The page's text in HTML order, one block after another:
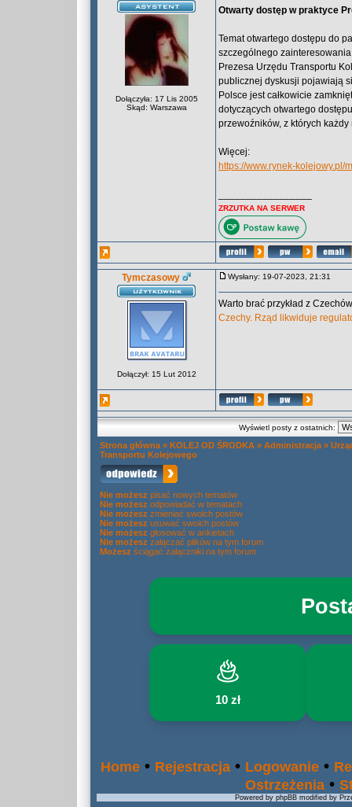
Dołączyła: 17 Lis 2005
Skąd: Warszawa
Otwarty dostęp w praktyce
Temat otwartego dostępu do
szczególnego
Prezesa Urzędu Transportu
publicznej dyskusji pojawiają
Polsce jest całkowicie
dotyczących otwartego
przewoźników, z których
Więcej:
https://www.rynek-kolejowy.pl/
ZRZUTKA NA SERWER
Tymczasowy
Dołączył: 15 Lut 2012
Wysłany: 19-07-2023, 21:31
Warto brać przykład z
Czechy. Rząd likwiduje
Wyświetl posty z ostatnich:
Strona główna » KOLEJ OD ŚRODKA » Administracja »
Transportu Kolejowego
Nie możesz pisać nowych tematów
Nie możesz odpowiadać w tematach
Nie możesz zmieniać swoich postów
Nie możesz usuwać swoich postów
Nie możesz głosować w ankietach
Nie możesz załączać plików na tym forum
Możesz ściągać załączniki na tym forum
10 zł
Home • Rejestracja • Logowanie •
Ostrzeżenia •
Powered by phpBB modified by